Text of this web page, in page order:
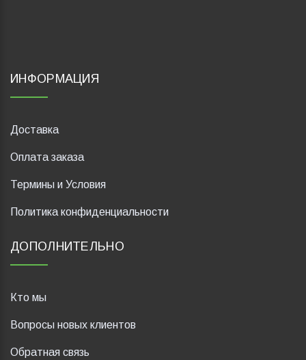
ИНФОРМАЦИЯ
Доставка
Оплата заказа
Термины и Условия
Политика конфиденциальности
ДОПОЛНИТЕЛЬНО
Кто мы
Вопросы новых клиентов
Обратная связь